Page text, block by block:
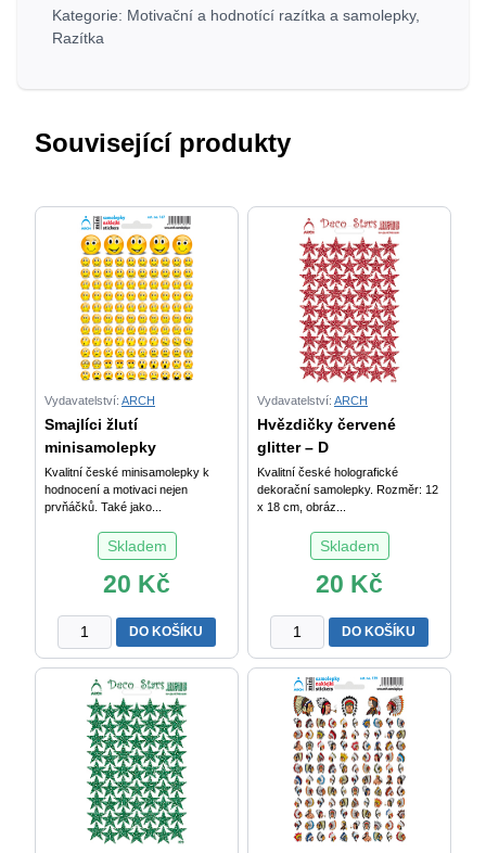
Kategorie: Motivační a hodnotící razítka a samolepky,
Razítka
Související produkty
Vydavatelství: ARCH
Smajlíci žlutí
minisamolepky
Kvalitní české minisamolepky k
hodnocení a motivaci nejen
prvňáčků. Také jako...
Skladem
20 Kč
Smajlíci
žlutí
minisamolepky
množství
DO KOŠÍKU
Vydavatelství: ARCH
Hvězdičky červené
glitter – D
Kvalitní české holografické
dekorační samolepky. Rozměr: 12
x 18 cm, obráz...
Skladem
20 Kč
Hvězdičky
červené
glitter
Deco
Stars
množství
DO KOŠÍKU